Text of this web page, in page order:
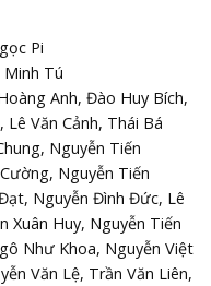
Pi
Minh Tú
Anh, Đào Huy Bích,
Văn Cảnh, Thái Bá
Nguyễn Tiến
Nguyễn Tiến
Nguyễn Đình Đức, Lê
Xuân Huy, Nguyễn Tiến
Như Khoa, Nguyễn Việt
Văn Lệ, Trần Văn Liên,